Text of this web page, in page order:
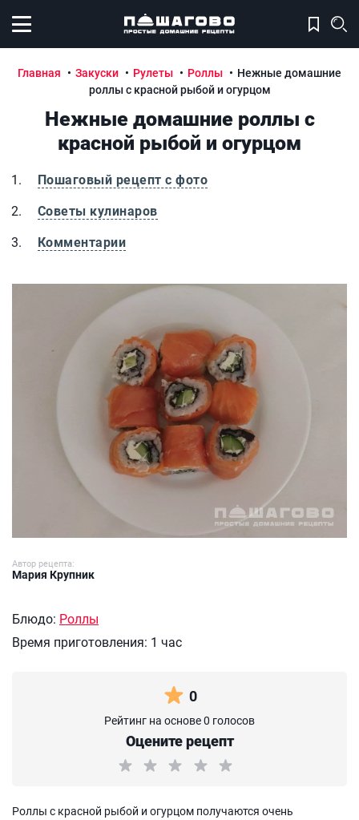
Открыть меню
Главная Закуски Рулеты Роллы
Нежные домашние
роллы с красной рыбой и огурцом
Нежные домашние роллы с
красной рыбой и огурцом
Пошаговый рецепт с фото
Советы кулинаров
Комментарии
Нежные домашние роллы с красной рыбой и огурцом
Автор рецепта:
Мария Крупник
Блюдо: Роллы
Время приготовления: 1 час
0
Рейтинг на основе 0 голосов
Оцените рецепт
Роллы с красной рыбой и огурцом получаются очень